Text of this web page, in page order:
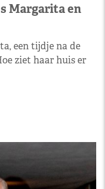
Margarita en
een tijdje na de
ziet haar huis er